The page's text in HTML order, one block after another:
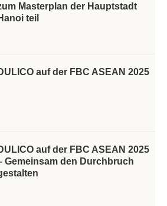
Masterplan der Hauptstadt
teil
auf der FBC ASEAN 2025
auf der FBC ASEAN 2025
Gemeinsam den Durchbruch